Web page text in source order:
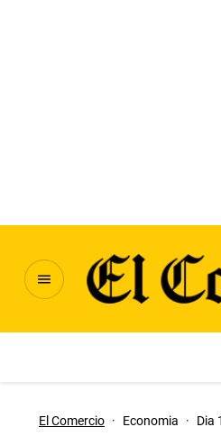
El Comercio · Economia · Dia 1